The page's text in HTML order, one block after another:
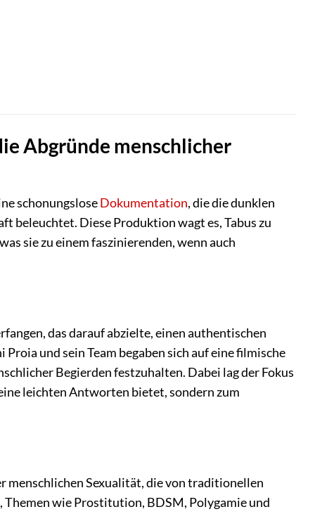
Abgründe menschlicher
schonungsloseDokumentation, die die dunklen
beleuchtet. Diese Produktion wagt es, Tabus zu
sie zu einem faszinierenden, wenn auch
das darauf abzielte, einen authentischen
und sein Team begaben sich auf eine filmische
Begierden festzuhalten. Dabei lag der Fokus
leichten Antworten bietet, sondern zum
menschlichen Sexualität, die von traditionellen
wie Prostitution, BDSM, Polygamie und